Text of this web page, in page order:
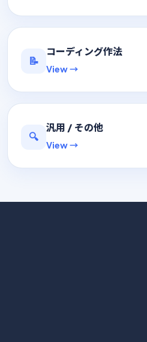
📝
コーディング作法
View →
🔍
汎用 / その他
View →